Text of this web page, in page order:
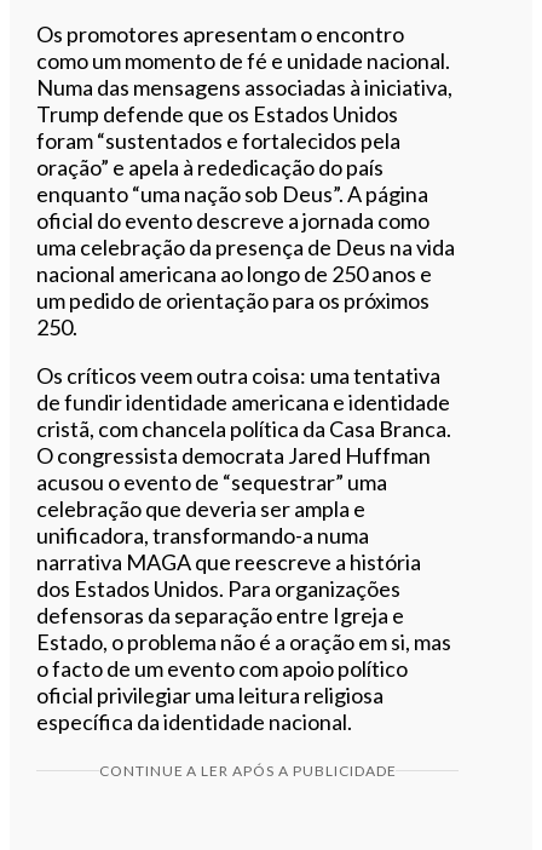
Os promotores apresentam o encontro
como um momento de fé e unidade nacional.
Numa das mensagens associadas à iniciativa,
Trump defende que os Estados Unidos
foram “sustentados e fortalecidos pela
oração” e apela à rededicação do país
enquanto “uma nação sob Deus”. A página
oficial do evento descreve a jornada como
uma celebração da presença de Deus na vida
nacional americana ao longo de 250 anos e
um pedido de orientação para os próximos
250.
Os críticos veem outra coisa: uma tentativa
de fundir identidade americana e identidade
cristã, com chancela política da Casa Branca.
O congressista democrata Jared Huffman
acusou o evento de “sequestrar” uma
celebração que deveria ser ampla e
unificadora, transformando-a numa
narrativa MAGA que reescreve a história
dos Estados Unidos. Para organizações
defensoras da separação entre Igreja e
Estado, o problema não é a oração em si, mas
o facto de um evento com apoio político
oficial privilegiar uma leitura religiosa
específica da identidade nacional.
CONTINUE A LER APÓS A PUBLICIDADE